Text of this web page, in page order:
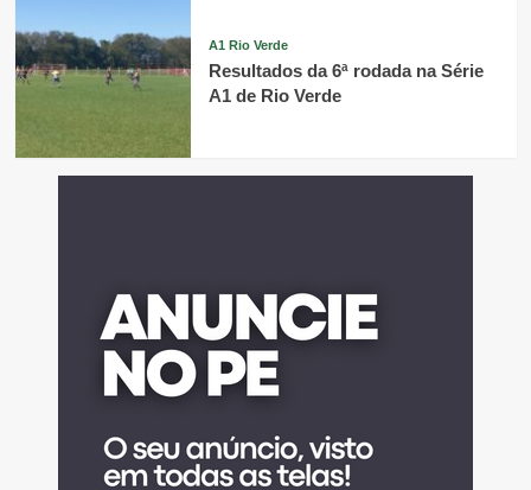
A1 Rio Verde
Resultados da 6ª rodada na Série
A1 de Rio Verde